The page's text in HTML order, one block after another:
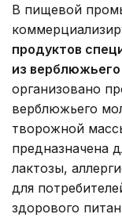
В пищевой
продуктов
из
организовано
верблюжьего
творожной
предназначена
лактозы,
для
здорового